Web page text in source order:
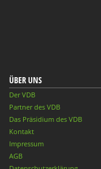
ÜBER UNS
Der VDB
Partner des VDB
Das Präsidium des VDB
Kontakt
Impressum
AGB